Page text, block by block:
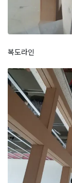
복도라인